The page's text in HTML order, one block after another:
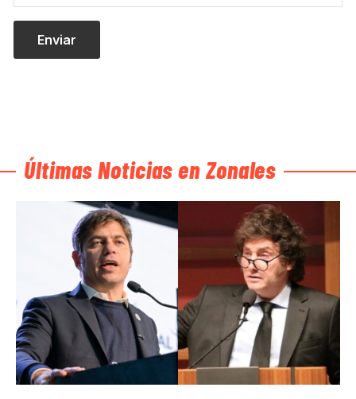
Últimas Noticias en Zonales